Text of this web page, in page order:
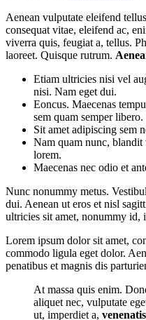
Aenean vulputate eleifend
consequat vitae, eleifend ac,
viverra quis, feugiat a, tellus.
laoreet. Quisque rutrum.
Etiam ultricies nisi vel
nisi. Nam eget dui.
Eoncus. Maecenas
sem quam semper libero.
Sit amet adipiscing sem
Nam quam nunc,
lorem.
Maecenas nec odio et
Nunc nonummy metus.
dui. Aenean ut eros et nisl
ultricies sit amet, nonummy id,
Lorem ipsum dolor sit amet,
commodo ligula eget dolor.
penatibus et magnis dis
At massa quis enim.
aliquet nec, vulputate
ut, imperdiet a,